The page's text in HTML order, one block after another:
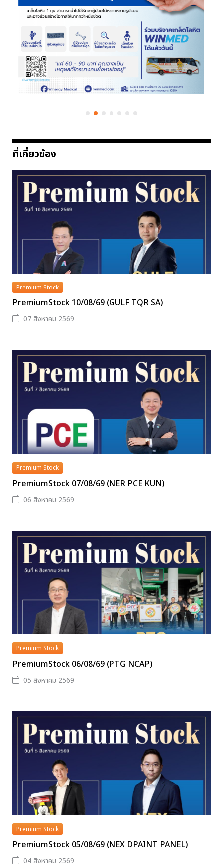
ที่เกี่ยวข้อง
Premium Stock
PremiumStock 10/08/69 (GULF TQR SA)
07 สิงหาคม 2569
Premium Stock
PremiumStock 07/08/69 (NER PCE KUN)
06 สิงหาคม 2569
Premium Stock
PremiumStock 06/08/69 (PTG NCAP)
05 สิงหาคม 2569
Premium Stock
PremiumStock 05/08/69 (NEX DPAINT PANEL)
04 สิงหาคม 2569